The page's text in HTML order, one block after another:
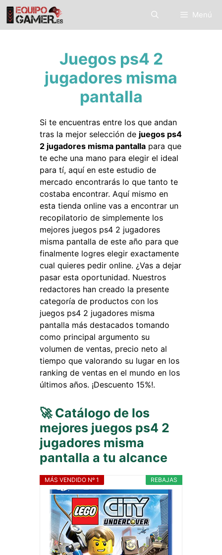
Saltar
contenido
Menú
Juegos ps4 2
jugadores misma
pantalla
Si te encuentras entre los que andan
tras la mejor selección de juegos ps4
2 jugadores misma pantalla para que
te eche una mano para elegir el ideal
para tí, aquí en este estudio de
mercado encontrarás lo que tanto te
costaba encontrar. Aquí mismo en
esta tienda online vas a encontrar un
recopilatorio de simplemente los
mejores juegos ps4 2 jugadores
misma pantalla de este año para que
finalmente logres elegir exactamente
cual quieres pedir online. ¿Vas a dejar
pasar esta oportunidad. Nuestros
redactores han creado la presente
categoría de productos con los
juegos ps4 2 jugadores misma
pantalla más destacados tomando
como principal argumento su
volumen de ventas, precio neto al
tiempo que valorando su lugar en los
ranking de ventas en el mundo en los
últimos años. ¡Descuento 15%!.
🚀 Catálogo de los
mejores juegos ps4 2
jugadores misma
pantalla a tu alcance
REBAJAS
MÁS VENDIDO Nº 1